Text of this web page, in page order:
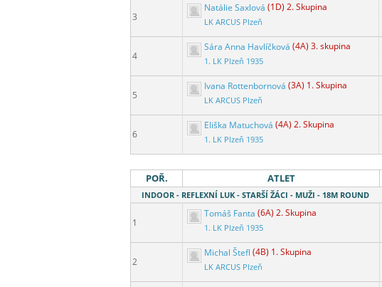
3
Natálie Saxlová (1D) 2. Skupina
LK ARCUS Plzeň
4
Sára Anna Havlíčková (4A) 3. skupina
1. LK Plzeň 1935
5
Ivana Rottenbornová (3A) 1. Skupina
LK ARCUS Plzeň
6
Eliška Matuchová (4A) 2. Skupina
1. LK Plzeň 1935
POŘ. ATLET
INDOOR - REFLEXNÍ LUK - STARŠÍ ŽÁCI - MUŽI - 18M ROUND
1
Tomáš Fanta (6A) 2. Skupina
1. LK Plzeň 1935
2
Michal Štefl (4B) 1. Skupina
LK ARCUS Plzeň